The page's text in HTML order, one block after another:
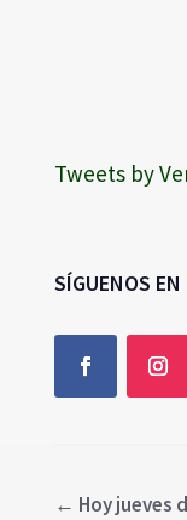
Tweets by
SÍGUENOS EN
← Hoy jueves